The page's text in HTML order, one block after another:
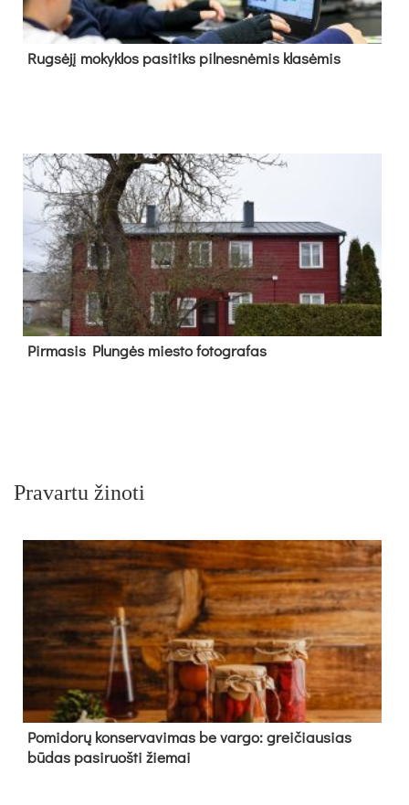
Rug­sė­jį mo­kyk­los pa­si­tiks pil­nes­nė­mis kla­sė­mis
Pir­ma­sis Plun­gės mies­to fo­tog­ra­fas
Pravartu žinoti
Pomidorų konservavimas be vargo: greičiausias
būdas pasiruošti žiemai